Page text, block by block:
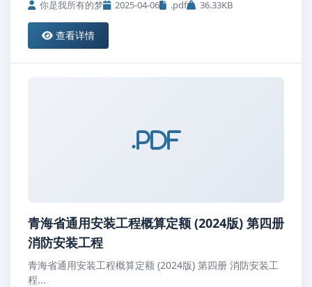
你是我所有的梦 2025-04-06 .pdf 36.33KB
查看详情
.pdf
青海省通用安装工程概算定额 (2024版) 第四册
消防安装工程
青海省通用安装工程概算定额 (2024版) 第四册 消防安装工
程...